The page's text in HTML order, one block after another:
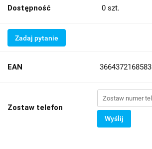
Dostępność 0 szt.
Zadaj pytanie
EAN 3664372168583
Zostaw telefon
Wyślij